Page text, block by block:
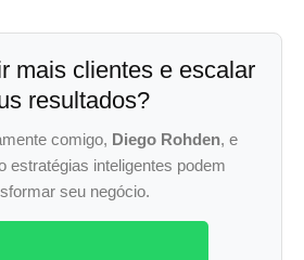
mais clientes e escalar
resultados?
comigo, Diego Rohden, e
estratégias inteligentes podem
seu negócio.